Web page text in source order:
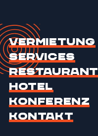
Vermietung
Services
Restaurant
Hotel
Konferenz
Kontakt